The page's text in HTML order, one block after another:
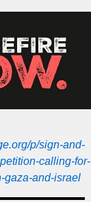
p/sign-and-
calling-for-
gaza-and-israel